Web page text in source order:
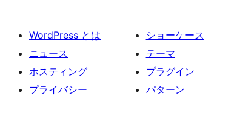
WordPress とは
ニュース
ホスティング
プライバシー
ショーケース
テーマ
プラグイン
パターン